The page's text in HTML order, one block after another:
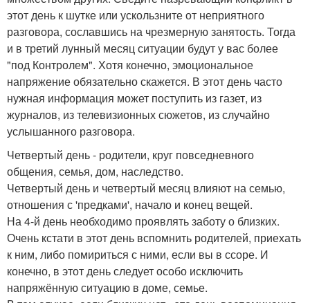
этот день к шутке или ускользните от неприятного
разговора, сославшись на чрезмерную занятость. Тогда
и в третий лунный месяц ситуации будут у вас более
"под Контролем". Хотя конечно, эмоциональное
напряжение обязательно скажется. В этот день часто
нужная информация может поступить из газет, из
журналов, из телевизионных сюжетов, из случайно
услышанного разговора.
Четвертый день - родители, круг повседневного
общения, семья, дом, наследство.
Четвертый день и четвертый месяц влияют на семью,
отношения с 'предками', начало и конец вещей.
На 4-й день необходимо проявлять заботу о близких.
Очень кстати в этот день вспомнить родителей, приехать
к ним, либо помириться с ними, если вы в ссоре. И
конечно, в этот день следует особо исключить
напряжённую ситуацию в доме, семье.